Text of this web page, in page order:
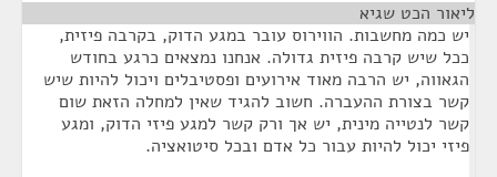
ליאור הכט שגיא
יש כמה מחשבות. הווירוס עובר במגע הדוק, בקרבה פיזית,
ככל שיש קרבה פיזית גדולה. אנחנו נמצאים כרגע בחודש
הגאווה, יש הרבה מאוד אירועים ופסטיבלים ויכול להיות שיש
קשר בצורת ההעברה. חשוב להגיד שאין למחלה הזאת שום
קשר לנטייה מינית, יש אך ורק קשר למגע פיזי הדוק, ומגע
פיזי יכול להיות עבור כל אדם ובכל סיטואציה.